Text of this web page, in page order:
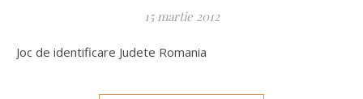
15 martie 2012
Joc de identificare Judete Romania